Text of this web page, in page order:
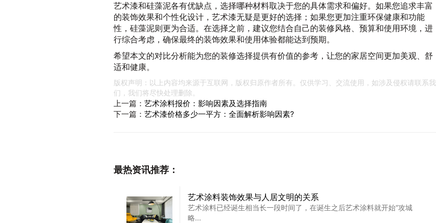
艺术漆和硅藻泥各有优缺点，选择哪种材料取决于您的具体需求和偏好。如果您追求丰富
的装饰效果和个性化设计，艺术漆无疑是更好的选择；如果您更加注重环保健康和功能
性，硅藻泥则更为合适。在选择之前，建议您结合自己的装修风格、预算和使用环境，进
行综合考虑，确保最终的装饰效果和使用体验都能达到预期。
希望本文的对比分析能为您的装修选择提供有价值的参考，让您的家居空间更加美观、舒
适和健康。
版权声明：以上内容均来源于互联网，版权归原作者所有。仅供学习、交流使用，如涉及侵权请联系我
们，我们将尽快处理删除。
上一篇： 艺术涂料报价：影响因素及选择指南
下一篇： 艺术漆价格多少一平方：全面解析影响因素?
最热资讯推荐：
艺术涂料装饰效果与人居文明的关系
艺术涂料已经诞生相当长一段时间了，在诞生之后艺术涂料就开始“攻城
略...